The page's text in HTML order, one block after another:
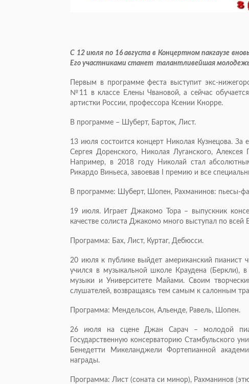
С 12 июля по 16 августа в Концертном пакгаузе
Его участниками станет талантливейшая молодежь
Первым в программе феста выступит экс-
№11 в классе Елены Чвановой, а сейчас
артистки России, профессора Ксении Кнорре.
В программе – Шуберт, Барток, Лист.
13 июля состоится концерт Николая Кузнецова. За
Сергея Доренского, Николая Луганского,
Например, в 2018 году Николай стал
Рикардо Виньеса, завоевав I премию и все
В программе: Шуберт, Шопен, Рахманинов: пьесы-
19 июля. Играет Джакомо Тора – выпускник
качестве солиста Джакомо много выступал по
Программа: Бах, Лист, Куртаг, Дебюсси.
20 июля к публике выйдет американский пианист
учился в музыкальной школе Краудена (Беркли),
музыки и Университете Майами. Своим
слушателей, возвращаясь тем самым к салонным
Программа: Мендельсон, Альенде, Равель, Шопен.
26 июля на сцене Джан Сарач – молодой
Государственную консерваторию Стамбульского
Бенедетти Микеланджели Фортепианной
награды.
Программа: Лист (соната си минор), Рахманинов